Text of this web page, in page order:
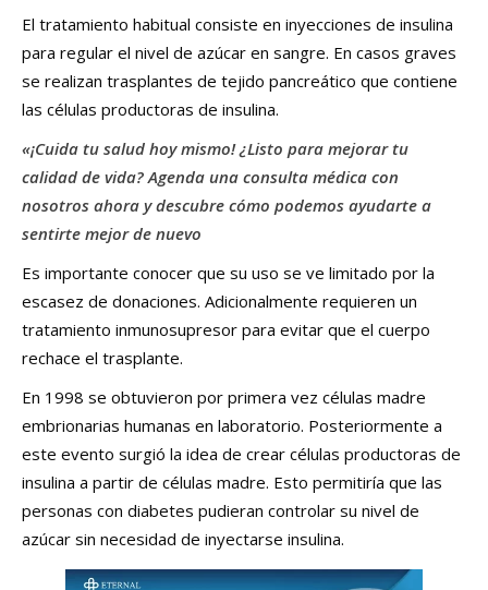
El tratamiento habitual consiste en inyecciones de insulina
para regular el nivel de azúcar en sangre. En casos graves
se realizan trasplantes de tejido pancreático que contiene
las células productoras de insulina.
«¡Cuida tu salud hoy mismo! ¿Listo para mejorar tu
calidad de vida? Agenda una consulta médica con
nosotros ahora y descubre cómo podemos ayudarte a
sentirte mejor de nuevo
Es importante conocer que su uso se ve limitado por la
escasez de donaciones. Adicionalmente requieren un
tratamiento inmunosupresor para evitar que el cuerpo
rechace el trasplante.
En 1998 se obtuvieron por primera vez células madre
embrionarias humanas en laboratorio. Posteriormente a
este evento surgió la idea de crear células productoras de
insulina a partir de células madre. Esto permitiría que las
personas con diabetes pudieran controlar su nivel de
azúcar sin necesidad de inyectarse insulina.